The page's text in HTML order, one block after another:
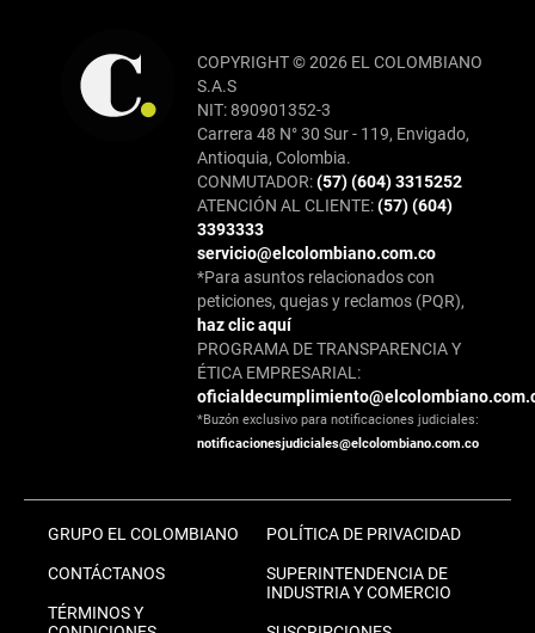
COPYRIGHT © 2026 EL COLOMBIANO
S.A.S
NIT: 890901352-3
Carrera 48 N° 30 Sur - 119, Envigado,
Antioquia, Colombia.
CONMUTADOR:(57) (604) 3315252
ATENCIÓN AL CLIENTE:(57) (604)
3393333
servicio@elcolombiano.com.co
*Para asuntos relacionados con
peticiones, quejas y reclamos (PQR),
haz clic aquí
PROGRAMA DE TRANSPARENCIA Y
ÉTICA EMPRESARIAL:
*Buzón exclusivo para notificaciones judiciales:
notificacionesjudiciales@elcolombiano.com.co
GRUPO EL COLOMBIANO
CONTÁCTANOS
TÉRMINOS Y
POLÍTICA DE PRIVACIDAD
SUPERINTENDENCIA DE
INDUSTRIA Y COMERCIO